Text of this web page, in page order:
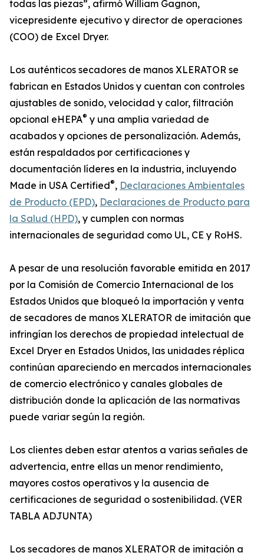
todas las piezas”, afirmó William Gagnon,
vicepresidente ejecutivo y director de operaciones
(COO) de Excel Dryer.
Los auténticos secadores de manos XLERATOR se
fabrican en Estados Unidos y cuentan con controles
ajustables de sonido, velocidad y calor, filtración
opcional eHEPA® y una amplia variedad de
acabados y opciones de personalización. Además,
están respaldados por certificaciones y
documentación líderes en la industria, incluyendo
Made in USA Certified®, Declaraciones Ambientales
de Producto (EPD), Declaraciones de Producto para
la Salud (HPD), y cumplen con normas
internacionales de seguridad como UL, CE y RoHS.
A pesar de una resolución favorable emitida en 2017
por la Comisión de Comercio Internacional de los
Estados Unidos que bloqueó la importación y venta
de secadores de manos XLERATOR de imitación que
infringían los derechos de propiedad intelectual de
Excel Dryer en Estados Unidos, las unidades réplica
continúan apareciendo en mercados internacionales
de comercio electrónico y canales globales de
distribución donde la aplicación de las normativas
puede variar según la región.
Los clientes deben estar atentos a varias señales de
advertencia, entre ellas un menor rendimiento,
mayores costos operativos y la ausencia de
certificaciones de seguridad o sostenibilidad. (VER
TABLA ADJUNTA)
Los secadores de manos XLERATOR de imitación a